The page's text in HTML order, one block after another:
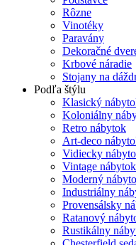
Rôzne
Vinotéky
Paravány
Dekoračné
Krbové náradie
Stojany na
Podľa štýlu
Klasický
Koloniálny
Retro nábytok
Art-deco
Vidiecky
Vintage nábytok
Moderný
Industriálny
Provensálsky
Ratanový
Rustikálny